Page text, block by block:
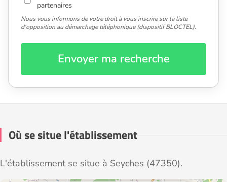
partenaires
Nous vous informons de votre droit à vous inscrire sur la liste
d'opposition au démarchage téléphonique (dispositif BLOCTEL).
Envoyer ma recherche
Où se situe l'établissement
L'établissement se situe à Seyches (47350).